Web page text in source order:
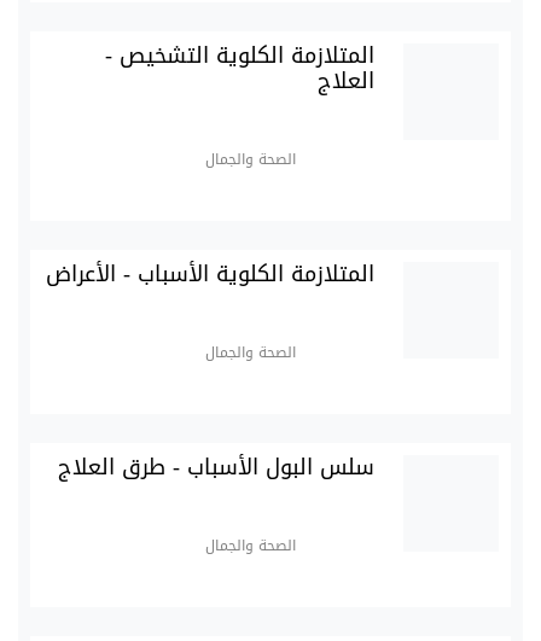
المتلازمة الكلوية التشخيص -
العلاج
الصحة والجمال
المتلازمة الكلوية الأسباب - الأعراض
الصحة والجمال
سلس البول الأسباب - طرق العلاج
الصحة والجمال